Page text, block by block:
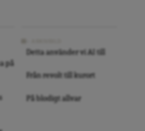
på
Detta använder vi AI till
Från revolt till kurort
På blodigt allvar